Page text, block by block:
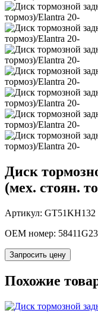
Диск
(мех. стоян.
Артикул: GT51KH132
OEM номер:
Запросить цену
Похожие